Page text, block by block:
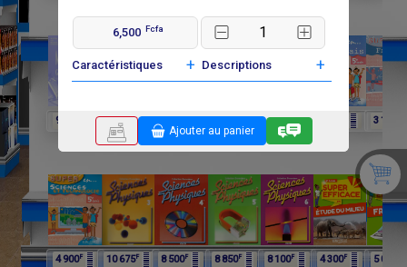
6,500 Fcfa
Caractéristiques + Descriptions +
Ajouter au panier
9 750 9 750F F F 4 900F 3 100
4 900F 10 675F 8 500F 8 850F 8 100F 4 300F 5 000